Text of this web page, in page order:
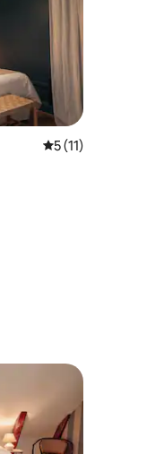
平均评分 5 分（满
5 (11)